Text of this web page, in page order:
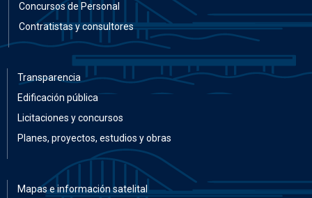
Concursos de Personal
Contratistas y consultores
Transparencia
Edificación pública
Licitaciones y concursos
Planes, proyectos, estudios y obras
Mapas e información satelital